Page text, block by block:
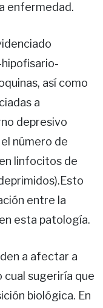
enfermedad.
así como
a
depresivo
número de
linfocitos de
entre la
esta patología.
a afectar a
cual sugeriría que
biológica. En